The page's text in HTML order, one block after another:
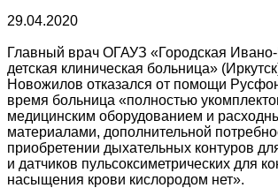
29.04.2020
Главный врач ОГАУЗ «Городская
детская клиническая больница»
Новожилов отказался от помощи
время больница «полностью
медицинским оборудованием и
материалами, дополнительной
приобретении дыхательных контуров
и датчиков пульсоксиметрических для
насыщения крови кислородом нет».